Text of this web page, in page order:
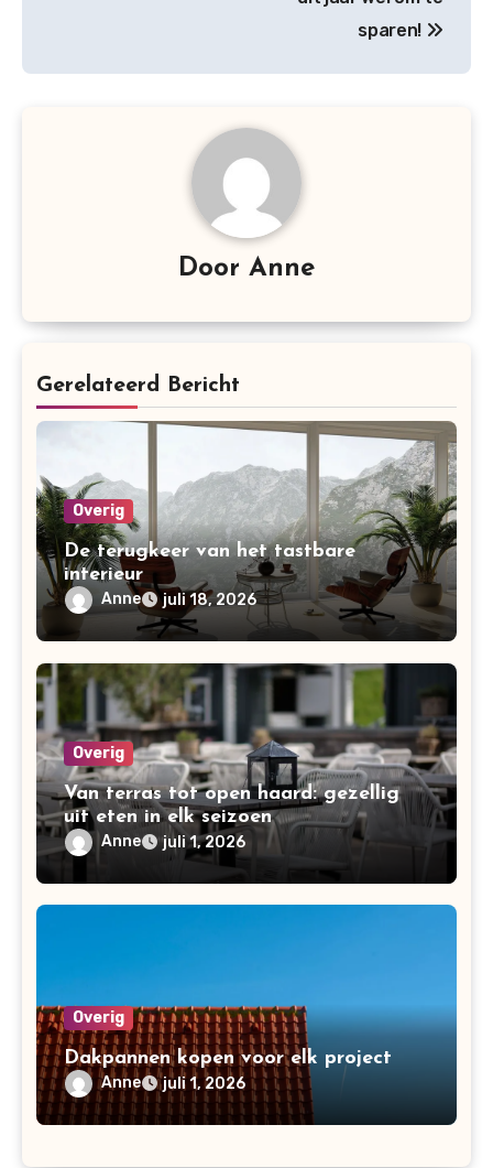
sparen!
Door Anne
Gerelateerd Bericht
Overig
De terugkeer van het tastbare
interieur
Anne juli 18, 2026
Overig
Van terras tot open haard: gezellig
uit eten in elk seizoen
Anne juli 1, 2026
Overig
Dakpannen kopen voor elk project
Anne juli 1, 2026